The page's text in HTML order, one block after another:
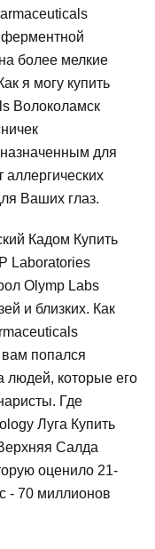
ферментной
более мелкие
я могу купить
Волоколамск
для
Ваших глаз.
Кадом Купить
Laboratories
Olymp Labs
и близких. Как
вам попался
которые его
Где
Луга Купить
Салда
оценило 21-
- 70 миллионов